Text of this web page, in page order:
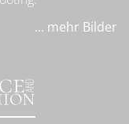
... mehr Bilder